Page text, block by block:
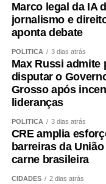
Marco legal da IA
jornalismo e
aponta debate
POLÍTICA 3 dias atrás
Max Russi admite
disputar o
Grosso após
lideranças
POLÍTICA 3 dias atrás
CRE amplia
barreiras da
carne brasileira
CIDADES 2 dias atrás